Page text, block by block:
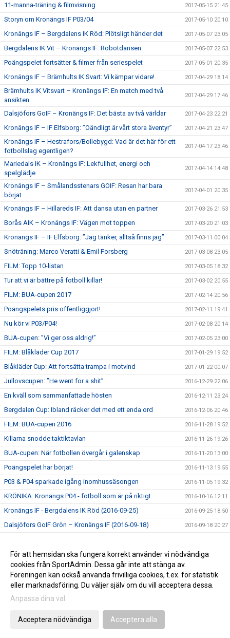
11-manna-träning & filmvisning 2017-05-15 21:45
Storyn om Kronängs IF P03/04 2017-05-10 20:10
Kronängs IF – Bergdalens IK Röd: Plötsligt händer det 2017-05-07 23:05
Bergdalens IK Vit – Kronängs IF: Robotdansen 2017-05-07 22:53
Poängspelet fortsätter & filmer från seriespelet 2017-05-01 20:35
Kronängs IF – Brämhults IK Svart: Vi kämpar vidare! 2017-04-29 18:14
Brämhults IK Vitsvart – Kronängs IF: En match med två
ansikten
2017-04-29 17:46
Dalsjöfors GoIF – Kronängs IF: Det bästa av två världar 2017-04-23 22:21
Kronängs IF – IF Elfsborg: ”Oändligt är vårt stora äventyr” 2017-04-21 23:47
Kronängs IF – Hestrafors/Bollebygd: Vad är det här för ett
fotbollslag egentligen?
2017-04-17 23:46
Mariedals IK – Kronängs IF: Lekfullhet, energi och
spelglädje
2017-04-14 14:48
Kronängs IF – Smålandsstenars GOIF: Resan har bara
börjat
2017-04-01 20:35
Kronängs IF – Hillareds IF: Att dansa utan en partner 2017-03-26 21:53
Borås AIK – Kronängs IF: Vägen mot toppen 2017-03-20 21:03
Kronängs IF – IF Elfsborg: ”Jag tänker, alltså finns jag” 2017-03-11 00:04
Snöträning: Marco Veratti & Emil Forsberg 2017-03-08 23:05
FILM: Topp 10-listan 2017-03-05 18:32
Tur att vi är bättre på fotboll killar! 2017-03-02 20:55
FILM: BUA-cupen 2017 2017-02-14 20:56
Poängspelets pris offentliggjort! 2017-02-11 19:41
Nu kör vi P03/P04! 2017-02-08 20:14
BUA-cupen: ”Vi ger oss aldrig!” 2017-02-05 23:00
FILM: Blåkläder Cup 2017 2017-01-29 19:52
Blåkläder Cup: Att fortsätta trampa i motvind 2017-01-22 00:07
Jullovscupen: ”He went for a shit” 2016-12-29 22:06
En kväll som sammanfattade hösten 2016-12-11 23:24
Bergdalen Cup: Ibland räcker det med ett enda ord 2016-12-06 20:46
FILM: BUA-cupen 2016 2016-11-28 19:52
Killarna snodde taktiktavlan 2016-11-26 19:26
BUA-cupen: När fotbollen övergår i galenskap 2016-11-20 13:00
Poängspelet har börjat! 2016-11-13 19:55
P03 & P04 sparkade igång inomhussäsongen 2016-11-05 19:32
KRÖNIKA: Kronängs P04 - fotboll som är på riktigt 2016-10-16 12:11
Kronängs IF - Bergdalens IK Röd (2016-09-25) 2016-09-25 18:50
Dalsjöfors GoIF Grön – Kronängs IF (2016-09-18) 2016-09-18 20:27
Kinna IF Blå – Kronängs IF (2016-09-03) 2016-09-03 20:33
Sparsörs AIK Gul – Kronängs IF (2016-08-11) 2016-08-16 15:42
Gå till Webbversion
För att hemsidan ska fungera korrekt använder vi nödvändiga
cookies från SportAdmin. Dessa går inte att stänga av.
Föreningen kan också använda frivilliga cookies, t.ex. för statistik
eller marknadsföring. Du väljer själv om du vill acceptera dessa.
Anpassa dina val
Acceptera nödvändiga Acceptera alla